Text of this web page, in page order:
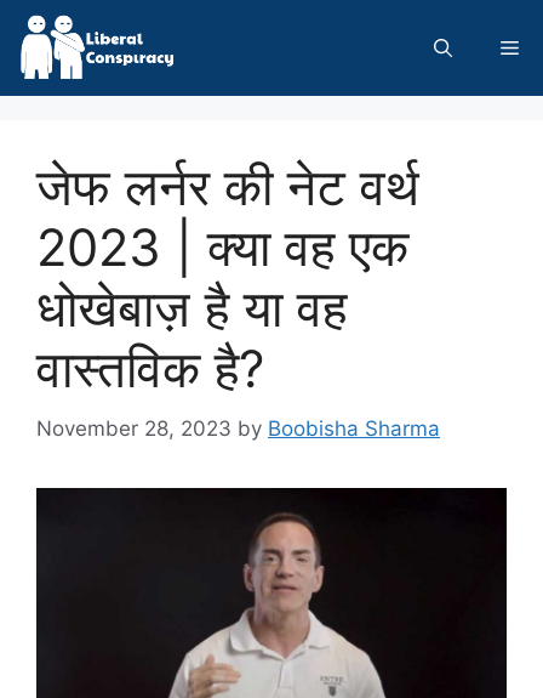
Skip
content
जेफ लर्नर की नेट वर्थ
2023 | क्या वह एक
धोखेबाज़ है या वह
वास्तविक है?
November 28, 2023 by Boobisha Sharma